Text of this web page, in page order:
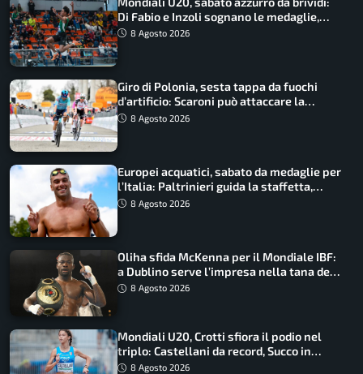
Di Fabio e Inzoli sognano le medaglie,
Castellani e Succo in finale
8 Agosto 2026
Giro di Polonia, sesta tappa da fuochi
d’artificio: Scaroni può attaccare la
maglia di Lemmen
8 Agosto 2026
Europei acquatici, sabato da medaglie per
l’Italia: Paltrinieri guida la staffetta,
Barnabà sogna l’oro dalle grandi altezze
8 Agosto 2026
Oliha sfida McKenna per il Mondiale IBF:
a Dublino serve l’impresa nella tana del
lupo8 Agosto 2026
Mondiali U20, Crotti sfiora il podio nel
triplo: Castellani da record, Succo in
finale
8 Agosto 2026